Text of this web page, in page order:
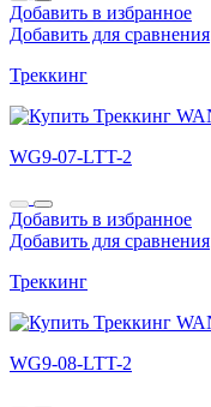
Добавить в избранное
Добавить для сравнения
Треккинг
WG9-07-LTT-2
Добавить в избранное
Добавить для сравнения
Треккинг
WG9-08-LTT-2